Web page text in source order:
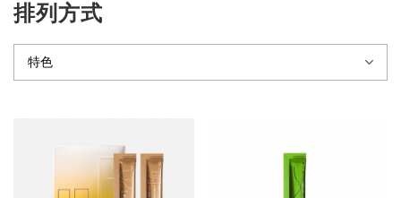
排列方式